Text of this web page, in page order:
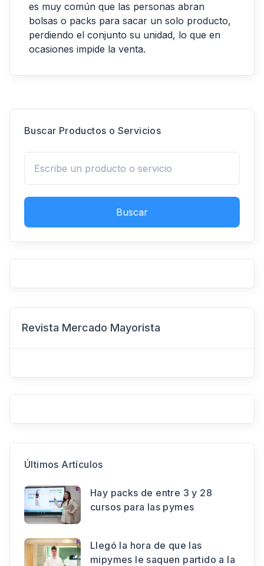
es muy común que las personas abran
bolsas o packs para sacar un solo producto,
perdiendo el conjunto su unidad, lo que en
ocasiones impide la venta.
Buscar Productos o Servicios
Buscar
Revista Mercado Mayorista
Últimos Artículos
Hay packs de entre 3 y 28
cursos para las pymes
Llegó la hora de que las
mipymes le saquen partido a la